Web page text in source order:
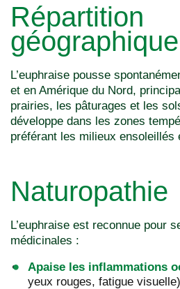
Répartition
géographique
L’euphraise pousse
et en Amérique du Nord,
prairies, les pâturages et les
développe dans les zones
préférant les milieux ensoleillés
Naturopathie
L’euphraise est reconnue pour
médicinales :
Apaise les inflammations
yeux rouges, fatigue visuelle)